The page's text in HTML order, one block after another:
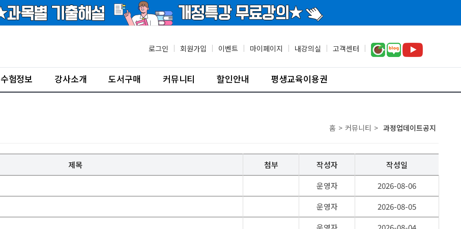
로그인 | 회원가입 | 이벤트 | 마이페이지 | 내강의실 | 고객센터 |
수험정보 강사소개 도서구매 커뮤니티 할인안내
평생교육이용권
홈 > 커뮤니티 > 과정업데이트공지
제목 첨부 작성자
작성일
운영자
2026-08-06
운영자
2026-08-05